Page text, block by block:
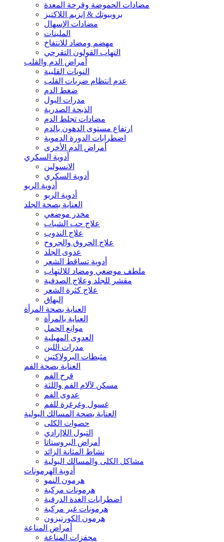
مضادات الحموضة وقرحة المعدة
بروبيوتك & إنزيم اللاكتيز
مضادات الإسهال
الملينات
مهضم ومضاد للانتفاخ
التهاب القولون التقرحي
أمراض الدم والقلب
النوبات القلبية
عدم انتظام ضربات القلب
ضغط الدم
مدرات البول
الذبحة الصدرية
مضادات تجلط الدم
ارتفاع مستوى الدهون بالدم
اضطرابات الدورة الدموية
أمراض الدم الأخرى
أدوية السكري
الانسولين
أدوية السكري
أدوية الربو
أدوية الربو
العناية بصحة الجلد
مخدر موضعي
علاج حب الشباب
علاج الندوب
علاج الحروق والجروح
عدوى الجلد
أدوية تساقط الشعر
ملطف موضعي ومضاد للالتهاب
مقشر للجلد وعلاج الصدفية
علاج كثرة الشعر
البهاق
العناية بصحة المرأة
العناية بالمرأة
موانع الحمل
العدوى المهبلية
مدرات اللبن
مثبطات البرولاكتين
العناية بصحة الفم
قرح الفم
مسكن لآلام الفم واللثة
عدوى الفم
غسول وغرغرة للفم
العناية بصحة المسالك البولية
حصوات الكلى
التبول اللاإرادي
أمراض البروستاتا
نشاط المثانة الزائد
مشاكل الكلى والمسالك البولية
أدوية الهرمونات
هرمون النمو
هرمونات مركبة
اضطرابات الغدة الدرقية
هرمونات غير مركبة
هرمون الكورتيزون
أمراض المناعة
محفزات المناعة